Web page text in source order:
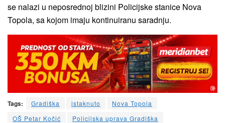
se nalazi u neposrednoj blizini Policijske stanice Nova
Topola, sa kojom imaju kontinuiranu saradnju.
Tags: Gradiška istaknuto
Nova Topola
OŠ Petar Kočić
Policijska uprava Gradiška